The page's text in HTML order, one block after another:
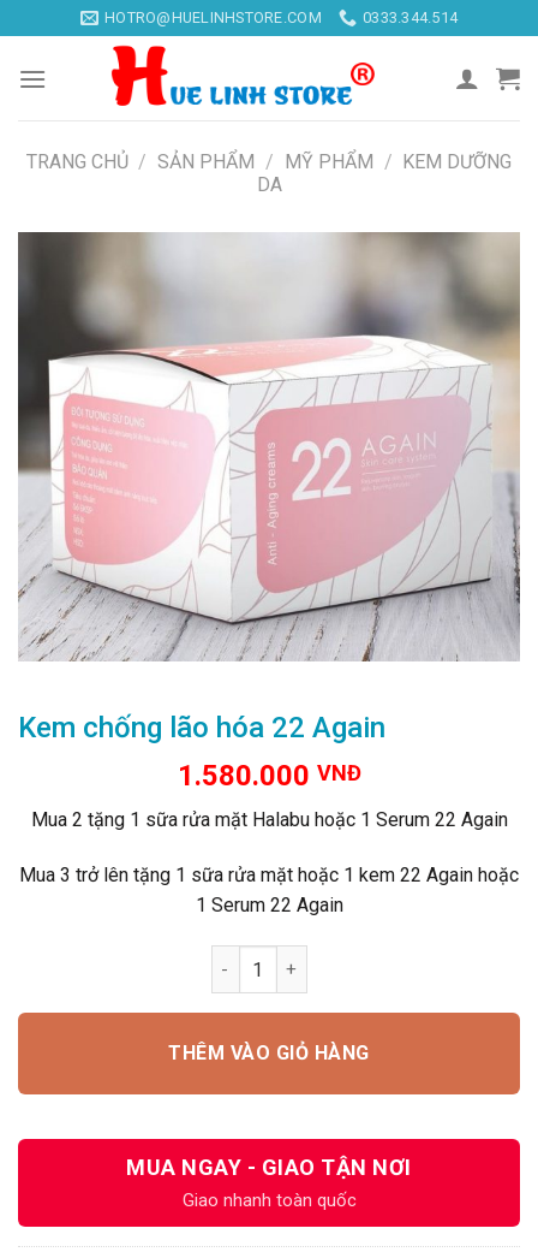
to
content
HOTRO@HUELINHSTORE.COM 0333.344.514
TRANG CHỦ / SẢN PHẨM / MỸ PHẨM / KEM DƯỠNG
DA
Kem chống lão hóa 22 Again
1.580.000 VNĐ
Mua 2 tặng 1 sữa rửa mặt Halabu hoặc 1 Serum 22 Again
Mua 3 trở lên tặng 1 sữa rửa mặt hoặc 1 kem 22 Again hoặc
1 Serum 22 Again
Kem chống lão hóa 22 Again số lượng
THÊM VÀO GIỎ HÀNG
MUA NGAY - GIAO TẬN NƠI
Giao nhanh toàn quốc